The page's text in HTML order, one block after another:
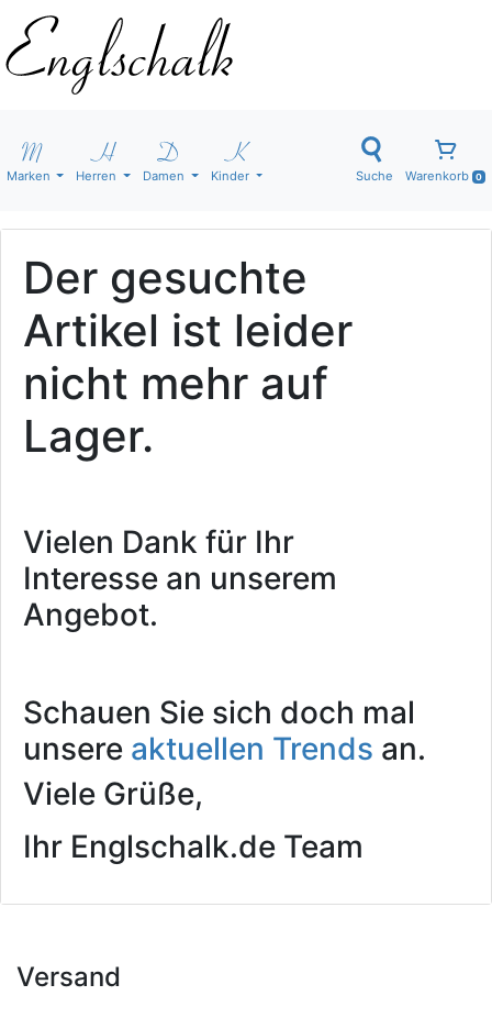
Marken Herren Damen Kinder Suche Warenkorb 0
Der gesuchte
Artikel ist leider
nicht mehr auf
Lager.
Vielen Dank für Ihr
Interesse an unserem
Angebot.
Schauen Sie sich doch mal
unsere aktuellen Trends an.
Viele Grüße,
Ihr Englschalk.de Team
Versand